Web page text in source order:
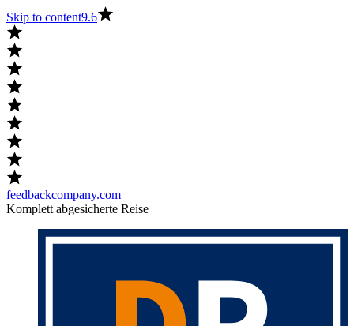
Skip to content9.6
feedbackcompany.com
Komplett abgesicherte Reise